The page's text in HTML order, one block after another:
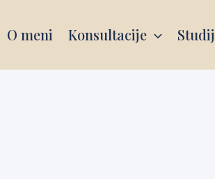
O meni Konsultacije